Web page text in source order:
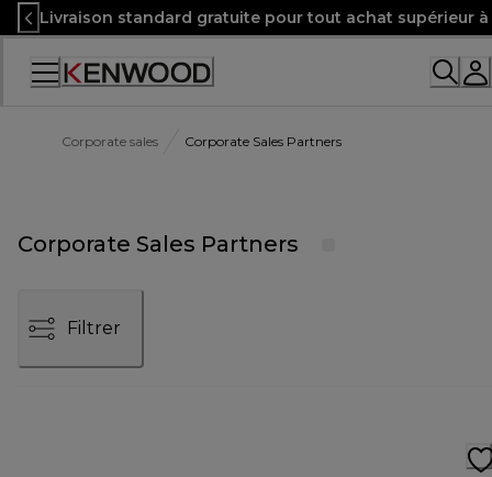
Skip
to
Content
Livraison standard gratuite pour tout achat supérieur
Corporate sales Corporate Sales Partners
Corporate Sales Partners
Filtrer